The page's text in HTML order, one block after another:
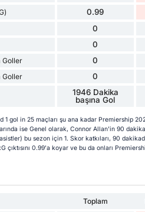
0.99
0
0
Goller 0
Goller 0
1946 Dakika
başına Gol
1 gol in 25 maçları şu ana kadar Premiership
ise Genel olarak, Connor Allan'in 90
bu sezon için 1. Skor katkıları, 90
çıktısını 0.99'a koyar ve bu da onları
Toplam